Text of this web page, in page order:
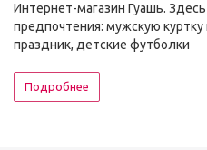
Интернет-магазин Гуашь.
предпочтения: мужскую куртку
праздник, детские футболки
Подробнее